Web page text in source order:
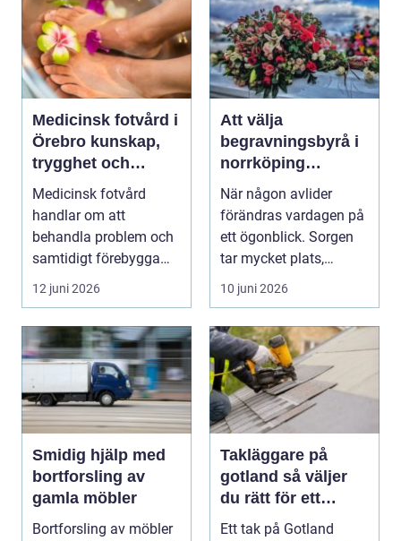
Medicinsk fotvård i
Örebro kunskap,
trygghet och
vardagskomfort
Medicinsk fotvård
handlar om att
behandla problem och
samtidigt förebygga
framtida besvär. För
12 juni 2026
Att välja
begravningsbyrå i
norrköping
trygghet, stöd och
praktisk hjälp
När någon avlider
förändras vardagen på
ett ögonblick. Sorgen
tar mycket plats,
samtidigt som många
10 juni 2026
Smidig hjälp med
bortforsling av
gamla möbler
Bortforsling av möbler
Takläggare på
gotland så väljer
du rätt för ett
hållbart tak
Ett tak på Gotland